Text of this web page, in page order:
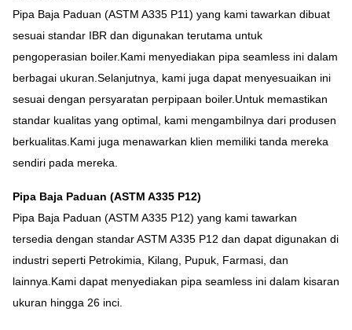
Pipa Baja Paduan (ASTM A335 P11) yang kami tawarkan dibuat
sesuai standar IBR dan digunakan terutama untuk
pengoperasian boiler.Kami menyediakan pipa seamless ini dalam
berbagai ukuran.Selanjutnya, kami juga dapat menyesuaikan ini
sesuai dengan persyaratan perpipaan boiler.Untuk memastikan
standar kualitas yang optimal, kami mengambilnya dari produsen
berkualitas.Kami juga menawarkan klien memiliki tanda mereka
sendiri pada mereka.
Pipa Baja Paduan (ASTM A335 P12)
Pipa Baja Paduan (ASTM A335 P12) yang kami tawarkan
tersedia dengan standar ASTM A335 P12 dan dapat digunakan di
industri seperti Petrokimia, Kilang, Pupuk, Farmasi, dan
lainnya.Kami dapat menyediakan pipa seamless ini dalam kisaran
ukuran hingga 26 inci.